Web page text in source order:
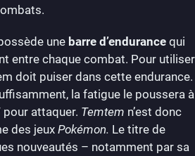
une barre d’endurance qui
entre chaque combat. Pour utiliser
doit puiser dans cette endurance.
la fatigue le poussera à
attaquer. Temtem n’est donc
des jeux Pokémon. Le titre de
nouveautés – notamment par sa